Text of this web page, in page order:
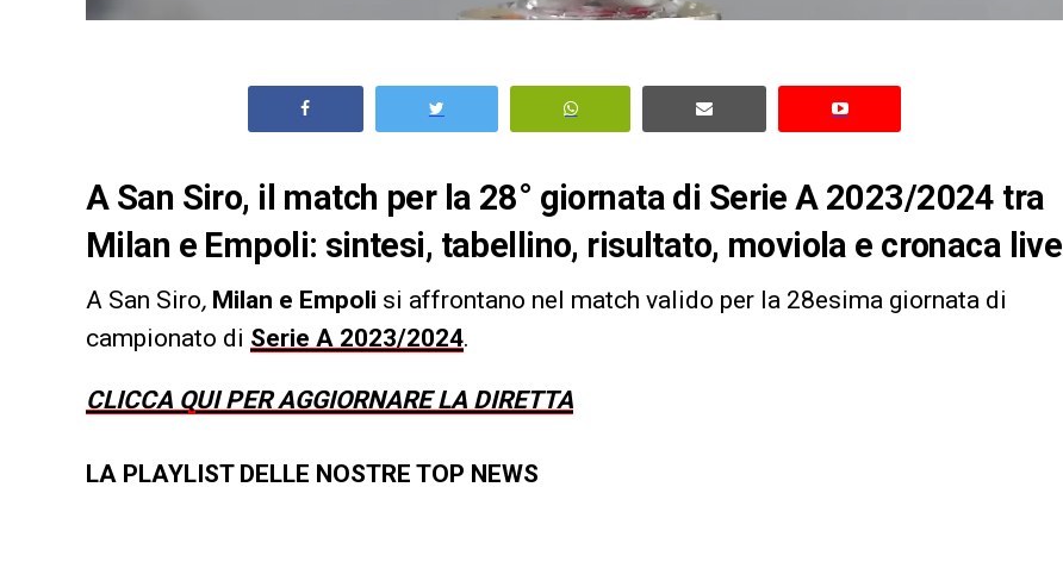
A San Siro, il match per la 28° giornata di Serie A 2023/2024 tra
Milan e Empoli: sintesi, tabellino, risultato, moviola e cronaca live
A San Siro, Milan e Empoli si affrontano nel match valido per la 28esima giornata di
campionato di Serie A 2023/2024.
CLICCA QUI PER AGGIORNARE LA DIRETTA
LA PLAYLIST DELLE NOSTRE TOP NEWS